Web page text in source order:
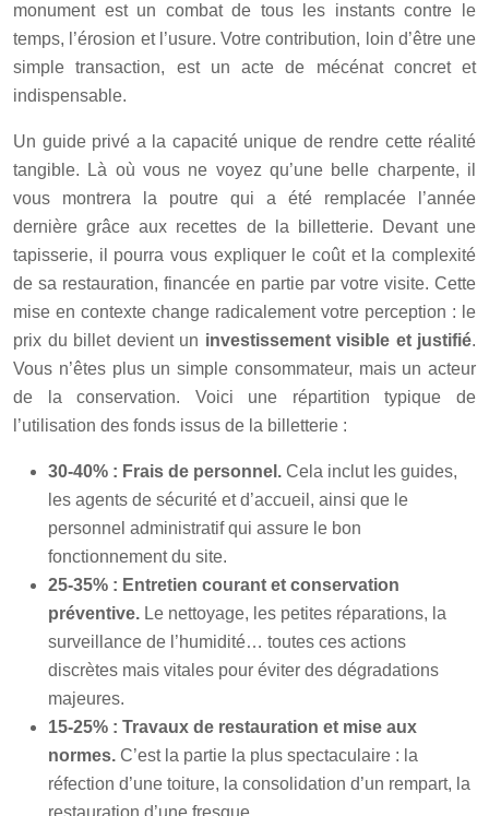
monument est un combat de tous les instants contre le
temps, l’érosion et l’usure. Votre contribution, loin d’être une
simple transaction, est un acte de mécénat concret et
indispensable.
Un guide privé a la capacité unique de rendre cette réalité
tangible. Là où vous ne voyez qu’une belle charpente, il
vous montrera la poutre qui a été remplacée l’année
dernière grâce aux recettes de la billetterie. Devant une
tapisserie, il pourra vous expliquer le coût et la complexité
de sa restauration, financée en partie par votre visite. Cette
mise en contexte change radicalement votre perception : le
prix du billet devient un investissement visible et justifié.
Vous n’êtes plus un simple consommateur, mais un acteur
de la conservation. Voici une répartition typique de
l’utilisation des fonds issus de la billetterie :
30-40% : Frais de personnel. Cela inclut les guides,
les agents de sécurité et d’accueil, ainsi que le
personnel administratif qui assure le bon
fonctionnement du site.
25-35% : Entretien courant et conservation
préventive. Le nettoyage, les petites réparations, la
surveillance de l’humidité… toutes ces actions
discrètes mais vitales pour éviter des dégradations
majeures.
15-25% : Travaux de restauration et mise aux
normes. C’est la partie la plus spectaculaire : la
réfection d’une toiture, la consolidation d’un rempart, la